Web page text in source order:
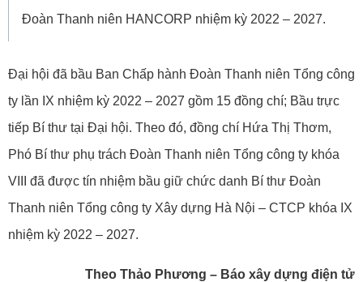
Đoàn Thanh niên HANCORP nhiệm kỳ 2022 – 2027.
Đại hội đã bầu Ban Chấp hành Đoàn Thanh niên Tổng công
ty lần IX nhiệm kỳ 2022 – 2027 gồm 15 đồng chí; Bầu trực
tiếp Bí thư tại Đại hội. Theo đó, đồng chí Hứa Thị Thơm,
Phó Bí thư phụ trách Đoàn Thanh niên Tổng công ty khóa
VIII đã được tín nhiệm bầu giữ chức danh Bí thư Đoàn
Thanh niên Tổng công ty Xây dựng Hà Nội – CTCP khóa IX
nhiệm kỳ 2022 – 2027.
Theo Thảo Phương – Báo xây dựng điện tử